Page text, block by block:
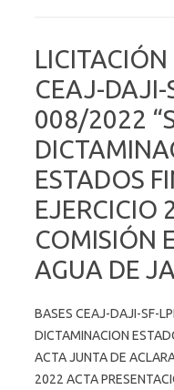
CEAJ-DAJI-
008/2022
ESTADOS
EJERCICIO
COMISIÓN
AGUA DE
BASES CEAJ-DAJI-SF-
DICTAMINACION
ACTA JUNTA DE
2022 ACTA